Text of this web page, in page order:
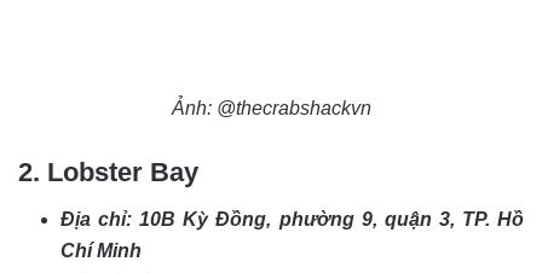
Ảnh: @thecrabshackvn
2. Lobster Bay
Địa chỉ: 10B Kỳ Đồng, phường 9, quận 3, TP. Hồ
Chí Minh